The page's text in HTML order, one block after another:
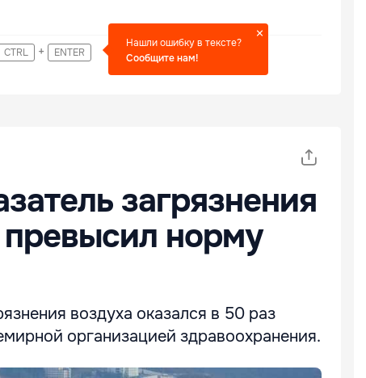
CTRL + ENTER
Нашли ошибку в тексте?
Сообщите нам!
загрязнения
норму
воздуха оказался в 50 раз
организацией здравоохранения.